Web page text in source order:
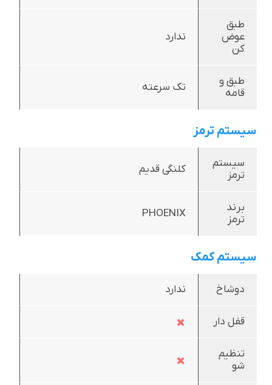
طبق
عوض
کن
ندارد
طبق و
قامه
تک سرعته
سیستم ترمز
سیستم
ترمز
کلنگی قدیم
برند
ترمز
PHOENIX
سیستم کمک
دوشاخ ندارد
قفل دار
تنظیم
شو